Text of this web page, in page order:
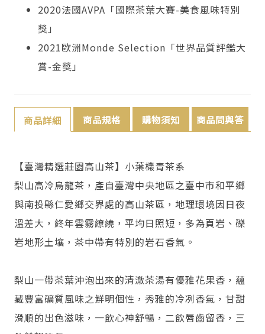
2020法國AVPA「國際茶葉大賽-美食風味特別
獎」
2021歐洲Monde Selection「世界品質評鑑大
賞-金獎」
商品詳細 商品規格 購物須知 商品問與答
【臺灣精選莊園高山茶】小葉欉青茶系
梨山高冷烏龍茶，產自臺灣中央地區之臺中市和平鄉
與南投縣仁愛鄉交界處的高山茶區，地理環境因日夜
溫差大，終年雲霧繚繞，平均日照短，多為頁岩、礫
岩地形土壤，茶中帶有特別的岩石香氣。
梨山一帶茶葉沖泡出來的清澈茶湯有優雅花果香，蘊
藏豐富礦質風味之鮮明個性，秀雅的冷冽香氣，甘甜
滑順的出色滋味，一飲心神舒暢，二飲唇齒留香，三